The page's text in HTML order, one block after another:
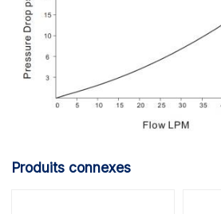
Produits connexes